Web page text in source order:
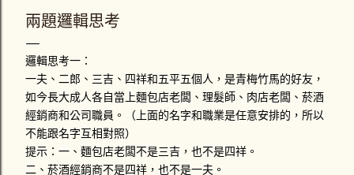
車牽離原位。一輛計程車也停在一旁，一場三角關係就此展
開。 車牌1188-DK的駕駛推托是為了閃避計程車才會擦撞到
我，而計程車司機則說根本不關他的事，接著就說不然就叫警
察來處理。黑色保時捷休旅車駕駛卻說不用叫警察，他會負責
賠償我的損失，很主動地留下英文姓YUAN和行動電話號碼，
以及掏出一張千元鈔票，「體貼」地叫我去看醫生，並說星期
一在打電話和他聯絡。而我則是心裡在猶豫到底要不要報警處
理，因為覺得這場意外對我來說不是很嚴重 （不嚴重？ 一雙
新臺幣三千多元的耐吉慢跑鞋破損一隻、機車車頭左邊車殼受
兩題邏輯思考
邏輯思考一：
一夫、二郎、三吉、四祥和五平五個人，是青梅竹馬的好友，
如今長大成人各自當上麵包店老闆、理髮師、肉店老闆、菸酒
經銷商和公司職員。（上面的名字和職業是任意安排的，所以
不能跟名字互相對照）
提示：一、麵包店老闆不是三吉，也不是四祥。
二、菸酒經銷商不是四祥，也不是一夫。